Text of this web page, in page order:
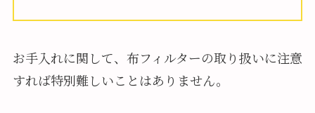
お手入れに関して、布フィルターの取り扱いに注意
すれば特別難しいことはありません。